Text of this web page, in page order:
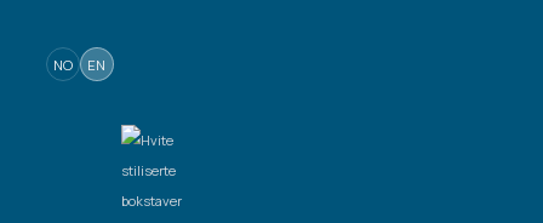
NO EN